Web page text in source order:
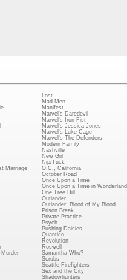
Marriage
Lost
Mad Men
Manifest
Marvel's Daredevil
Marvel's Iron Fist
Marvel's Jessica Jones
Marvel's Luke Cage
Marvel's The Defenders
Modern Family
Nashville
New Girl
Nip/Tuck
O.C., California
October Road
Once Upon a Time
Once Upon a Time in Wonderland
One Tree Hill
Outlander
Outlander: Blood of My Blood
Prison Break
Private Practice
Psych
Pushing Daisies
Quantico
Revolution
Roswell
Samantha Who?
Scrubs
Seattle Firefighters
Sex and the City
Shadowhunters